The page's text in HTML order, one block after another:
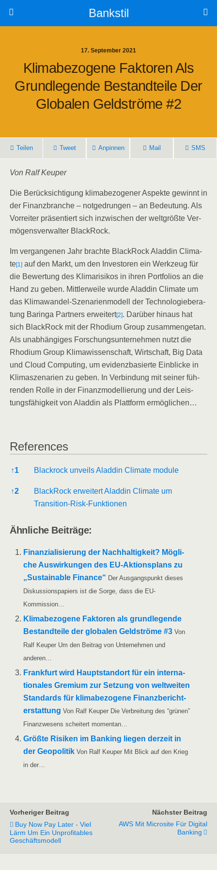
Bankstil
17. September 2021
Kli­ma­be­zo­ge­ne Fak­to­ren Als
Grund­le­gen­de Bestand­tei­le Der
Glo­ba­len Geld­strö­me #2
Tei­len Tweet Anpin­nen Mail SMS
Von Ralf Keuper
Die Berück­sich­ti­gung kli­ma­be­zo­ge­ner Aspek­te gewinnt in
der Finanz­bran­che – not­ge­drun­gen – an Bedeu­tung. Als
Vor­rei­ter prä­sen­tiert sich inzwi­schen der welt­größ­te Ver­
mö­gens­ver­wal­ter BlackRock.
Im ver­gan­ge­nen Jahr brach­te Black­Rock Alad­din Cli­ma­
te[1] auf den Markt, um den Inves­to­ren ein Werk­zeug für
die Bewer­tung des Kli­ma­ri­si­kos in ihren Port­fo­li­os an die
Hand zu geben. Mitt­ler­wei­le wur­de Alad­din Cli­ma­te um
das Kli­ma­wan­del-Sze­na­ri­en­mo­dell der Tech­no­lo­gie­be­ra­
tung Baringa Part­ners erwei­tert[2]. Dar­über hin­aus hat
sich Black­Rock mit der Rho­di­um Group zusam­men­ge­tan.
Als unab­hän­gi­ges For­schungs­un­ter­neh­men nutzt die
Rho­di­um Group Kli­ma­wis­sen­schaft, Wirt­schaft, Big Data
und Cloud Com­pu­ting, um evi­denz­ba­sier­te Ein­bli­cke in
Kli­ma­sze­na­ri­en zu geben. In Ver­bin­dung mit sei­ner füh­
ren­den Rol­le in der Finanz­mo­del­lie­rung und der Leis­
tungs­fä­hig­keit von Alad­din als Platt­form ermöglichen…
Refe­ren­ces
Refe­ren­ces
↑1 Black­rock unveils Alad­din Cli­ma­te module
↑2
Black­Rock erwei­tert Alad­din Cli­ma­te um
Transition-Risk-Funktionen
Ähn­li­che Beiträge:
Finan­zia­li­sie­rung der Nach­hal­tig­keit? Mög­li­
che Aus­wir­kun­gen des EU-Akti­ons­­plans zu
„Sus­tainable Finan­ce“ Der Aus­gangs­punkt die­ses
Dis­kus­si­ons­pa­piers ist die Sor­ge, dass die EU-
Kommission…
Kli­ma­be­zo­ge­ne Fak­to­ren als grund­le­gen­de
Bestand­tei­le der glo­ba­len Geld­strö­me #3 Von
Ralf Keu­per Um den Bei­trag von Unter­neh­men und
anderen…
Frank­furt wird Haupt­stand­ort für ein inter­na­
tio­na­les Gre­mi­um zur Set­zung von welt­wei­ten
Stan­dards für kli­ma­be­zo­ge­ne Finanz­be­richt­
erstat­tung Von Ralf Keu­per Die Ver­brei­tung des “grü­nen”
Finanz­we­sens schei­tert momentan…
Größ­te Risi­ken im Ban­king lie­gen der­zeit in
der Geo­po­li­tik Von Ralf Keu­per Mit Blick auf den Krieg
in der…
Vorheriger Beitrag
Buy Now Pay Later - Viel
Lärm Um Ein Unprofitables
Geschäftsmodell
Nächster Beitrag
AWS Mit Microsite Für Digital
Banking